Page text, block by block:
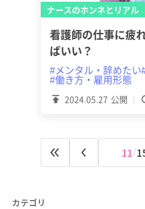
ナースのホンネとリアル
2024.05.27 公開
看護師の仕事に疲
ばいい？
#メンタル・辞めたい
#働き方・雇用形態
11
カテゴリ